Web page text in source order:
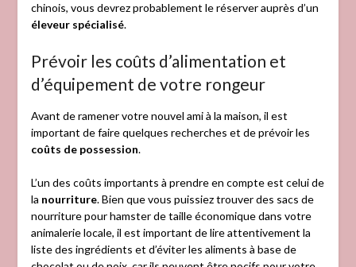
chinois, vous devrez probablement le réserver auprès d’un
éleveur spécialisé.
Prévoir les coûts d’alimentation et
d’équipement de votre rongeur
Avant de ramener votre nouvel ami à la maison, il est
important de faire quelques recherches et de prévoir les
coûts de possession.
L’un des coûts importants à prendre en compte est celui de
la nourriture. Bien que vous puissiez trouver des sacs de
nourriture pour hamster de taille économique dans votre
animalerie locale, il est important de lire attentivement la
liste des ingrédients et d’éviter les aliments à base de